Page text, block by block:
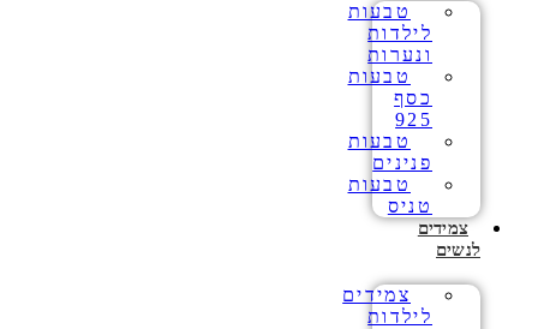
טבעות
לילדות
ונערות
טבעות
כסף
925
טבעות
פנינים
טבעות
טניס
צמידים
לנשים
צמידים
לילדות